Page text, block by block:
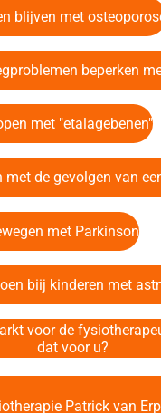
blijven met
beperken
met "etalagebenen"
met de gevolgen van
met Parkinson
biij kinderen met
voor de
dat voor u?
Patrick van Erp